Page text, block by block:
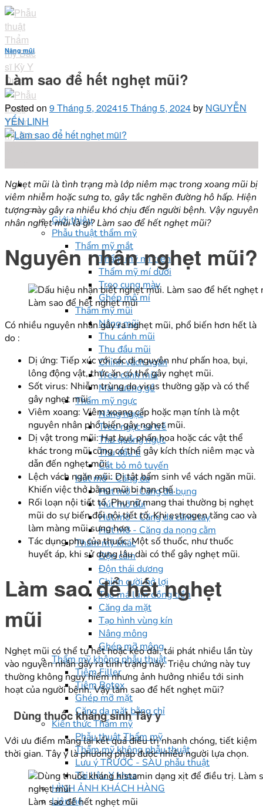
Skip
to
content
Giới thiệu
Phẫu thuật thẩm mỹ
Thẩm mỹ mắt
Thẩm mỹ mí trên
Thẩm mỹ mí dưới
Treo cung mày
Ghép mô mí
Thẩm mỹ mũi
Nâng mũi
Thu cánh mũi
Thu đầu mũi
Chỉnh vách ngăn
Treo cánh mũi
Mài xương gồ
Thẩm mỹ ngực
Nâng ngực
Treo ngực sa trễ
Thu quầng ngực
Thu đầu ti
Cắt bỏ mô tuyến
Hút mỡ - Căng da
Hút mỡ - Căng da bụng
Hút mỡ đùi
Hút mỡ - Căng da cánh tay
Hút mỡ - Căng da nọng cằm
Thẩm mỹ khác
Độn cằm
Độn thái dương
Chỉnh cười hở lợi
Tạo má lúm đồng tiền
Căng da mặt
Tạo hình vùng kín
Nâng mông
Ghép mỡ mông
Thẩm mỹ không phẫu thuật
Tiêm Filler
Tiêm Botox
Ghép mỡ mặt
Căng da mặt bằng chỉ
Kiến thức Thẩm mỹ
Phẫu thuật Thẩm mỹ
Thẩm mỹ không phẫu thuật
Lưu ý TRƯỚC - SAU phẫu thuật
Tài liệu Y khoa
HÌNH ẢNH KHÁCH HÀNG
Liên hệ
Nâng mũi
Làm sao để hết nghẹt mũi?
Posted on 9 Tháng 5, 202415 Tháng 5, 2024by NGUYỄN
YẾN LINH
Nghẹt mũi là tình trạng mà lớp niêm mạc trong xoang mũi bị
viêm nhiễm hoặc sưng to, gây tắc nghẽn đường hô hấp. Hiện
tượng này gây ra nhiều khó chịu đến người bệnh. Vậy nguyên
nhân nghẹt mũi là gì? Làm sao để hết nghẹt mũi?
Nguyên nhân nghẹt mũi?
Làm sao để hết nghẹt mũi
Có nhiều nguyên nhân gây ra nghẹt mũi, phổ biến hơn hết là
do :
Dị ứng: Tiếp xúc với các dị nguyên như phấn hoa, bụi,
lông động vật, thức ăn có thể gây nghẹt mũi.
Sốt virus: Nhiễm trùng do virus thường gặp và có thể
gây nghẹt mũi.
Viêm xoang: Viêm xoang cấp hoặc mạn tính là một
nguyên nhân phổ biến gây nghẹt mũi.
Dị vật trong mũi: Hạt bụi, phấn hoa hoặc các vật thể
khác trong mũi cũng có thể gây kích thích niêm mạc và
dẫn đến nghẹt mũi.
Lệch vách ngăn mũi: Dị tật bẩm sinh về vách ngăn mũi.
Khiến việc thở bằng mũi bị hạn chế.
Rối loạn nội tiết tố. Phụ nữ mang thai thường bị nghẹt
mũi do sự biến đổi nội tiết tố. Khi estrogen tăng cao và
làm màng mũi sưng hơn.
Tác dụng phụ của thuốc: Một số thuốc, như thuốc
huyết áp, khi sử dụng lâu dài có thể gây nghẹt mũi.
Làm sao để hết nghẹt
mũi
Nghẹt mũi có thể tự hết hoặc kéo dài, tái phát nhiều lần tùy
vào nguyên nhân gây ra tình trạng này. Triệu chứng này tuy
thường không nguy hiểm nhưng ảnh hưởng nhiều tới sinh
hoạt của người bệnh. Vậy làm sao để hết nghẹt mũi?
Dùng thuốc kháng sinh Tây y
Với ưu điểm mang lại kết quả điều trị nhanh chóng, tiết kiệm
thời gian. Tây y là phương pháp được nhiều người lựa chọn.
Làm sao để hết nghẹt mũi